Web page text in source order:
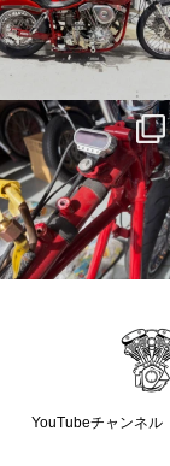
YouTubeチャンネル